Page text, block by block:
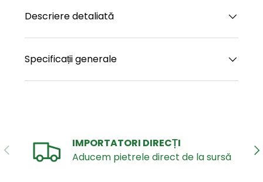
Descriere detaliată
Specificații generale
ANTERIOR
IMPORTATORI DIRECȚI
Aducem pietrele direct de la sursă